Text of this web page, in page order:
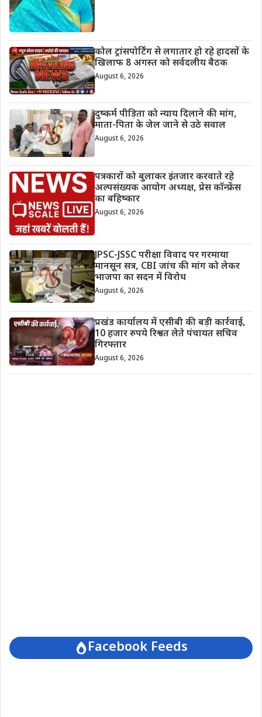
कोल ट्रांसपोर्टिंग से लगातार हो रहे हादसों के
खिलाफ 8 अगस्त को सर्वदलीय बैठक
August 6, 2026
दुष्कर्म पीड़िता को न्याय दिलाने की मांग,
माता-पिता के जेल जाने से उठे सवाल
August 6, 2026
पत्रकारों को बुलाकर इंतजार करवाते रहे
अल्पसंख्यक आयोग अध्यक्ष, प्रेस कॉन्फ्रेंस
का बहिष्कार
August 6, 2026
JPSC-JSSC परीक्षा विवाद पर गरमाया
मानसून सत्र, CBI जांच की मांग को लेकर
भाजपा का सदन में विरोध
August 6, 2026
प्रखंड कार्यालय में एसीबी की बड़ी कार्रवाई,
10 हजार रुपये रिश्वत लेते पंचायत सचिव
गिरफ्तार
August 6, 2026
Facebook Feeds